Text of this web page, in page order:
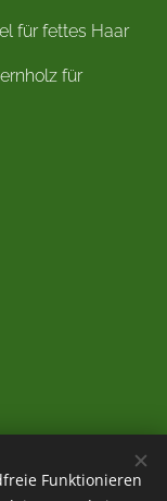
für fettes Haar
für
vorbehalten
Funktionieren